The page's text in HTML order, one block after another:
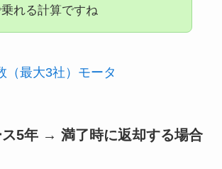
れる計算ですね
（最大3社）モータ
5年 → 満了時に返却する場合